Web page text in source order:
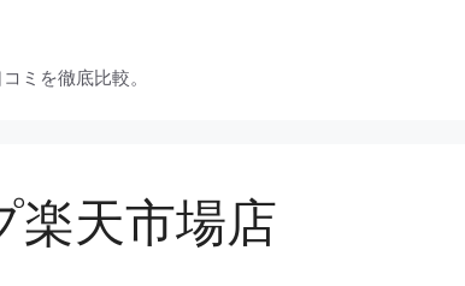
ミを徹底比較。
楽天市場店